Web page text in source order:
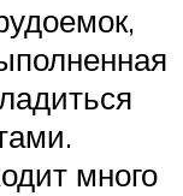
много